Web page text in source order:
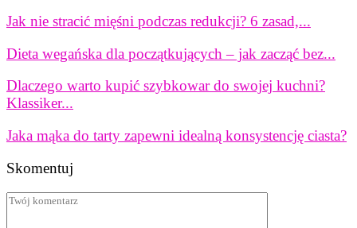
Jak nie stracić mięśni podczas redukcji? 6 zasad,...
Dieta wegańska dla początkujących – jak zacząć bez...
Dlaczego warto kupić szybkowar do swojej kuchni?
Klassiker...
Jaka mąka do tarty zapewni idealną konsystencję ciasta?
Skomentuj